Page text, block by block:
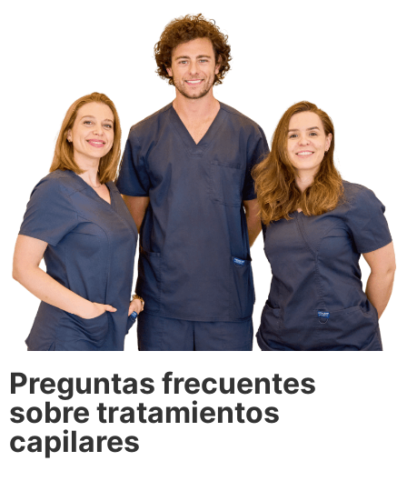
Preguntas frecuentes
sobre tratamientos
capilares